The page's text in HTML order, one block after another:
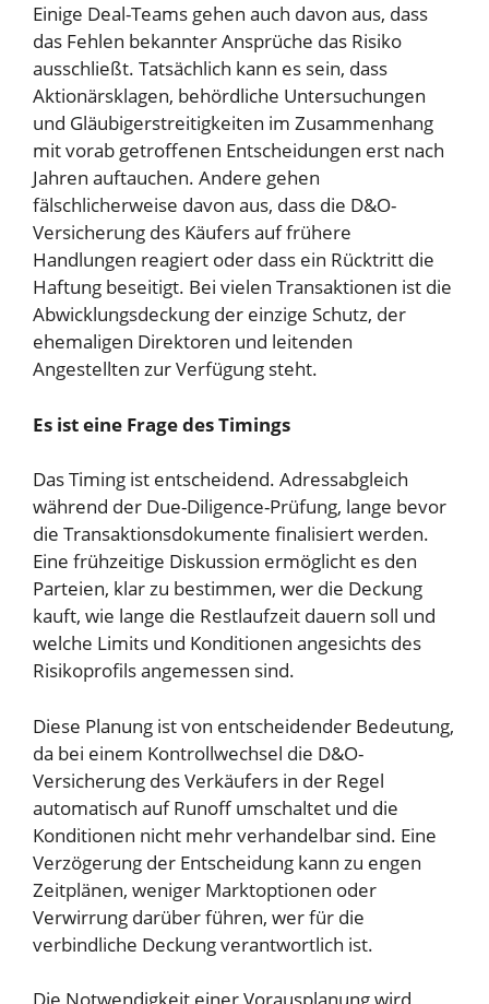
Einige Deal-Teams gehen auch davon aus, dass
das Fehlen bekannter Ansprüche das Risiko
ausschließt. Tatsächlich kann es sein, dass
Aktionärsklagen, behördliche Untersuchungen
und Gläubigerstreitigkeiten im Zusammenhang
mit vorab getroffenen Entscheidungen erst nach
Jahren auftauchen. Andere gehen
fälschlicherweise davon aus, dass die D&O-
Versicherung des Käufers auf frühere
Handlungen reagiert oder dass ein Rücktritt die
Haftung beseitigt. Bei vielen Transaktionen ist die
Abwicklungsdeckung der einzige Schutz, der
ehemaligen Direktoren und leitenden
Angestellten zur Verfügung steht.
Es ist eine Frage des Timings
Das Timing ist entscheidend. Adressabgleich
während der Due-Diligence-Prüfung, lange bevor
die Transaktionsdokumente finalisiert werden.
Eine frühzeitige Diskussion ermöglicht es den
Parteien, klar zu bestimmen, wer die Deckung
kauft, wie lange die Restlaufzeit dauern soll und
welche Limits und Konditionen angesichts des
Risikoprofils angemessen sind.
Diese Planung ist von entscheidender Bedeutung,
da bei einem Kontrollwechsel die D&O-
Versicherung des Verkäufers in der Regel
automatisch auf Runoff umschaltet und die
Konditionen nicht mehr verhandelbar sind. Eine
Verzögerung der Entscheidung kann zu engen
Zeitplänen, weniger Marktoptionen oder
Verwirrung darüber führen, wer für die
verbindliche Deckung verantwortlich ist.